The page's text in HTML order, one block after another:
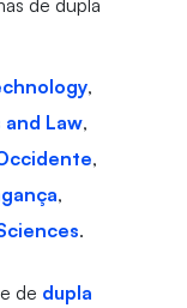
,
Law,
,
,
.
de dupla